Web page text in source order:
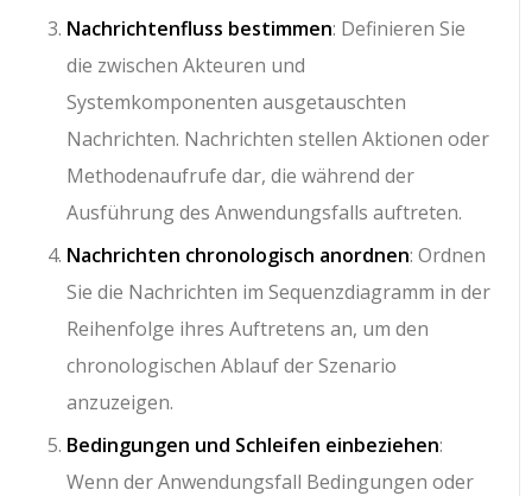
Nachrichtenfluss bestimmen: Definieren Sie
die zwischen Akteuren und
Systemkomponenten ausgetauschten
Nachrichten. Nachrichten stellen Aktionen oder
Methodenaufrufe dar, die während der
Ausführung des Anwendungsfalls auftreten.
Nachrichten chronologisch anordnen: Ordnen
Sie die Nachrichten im Sequenzdiagramm in der
Reihenfolge ihres Auftretens an, um den
chronologischen Ablauf der Szenario
anzuzeigen.
Bedingungen und Schleifen einbeziehen:
Wenn der Anwendungsfall Bedingungen oder